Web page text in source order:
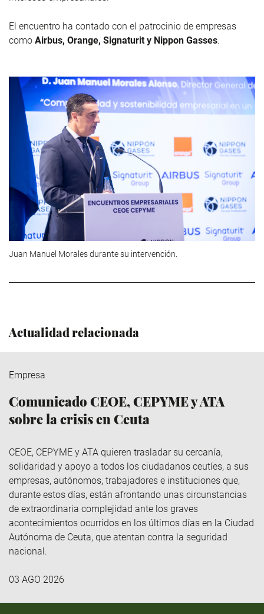
El encuentro ha contado con el patrocinio de empresas
como Airbus, Orange, Signaturit y Nippon Gasses.
Juan Manuel Morales durante su intervención.
Actualidad relacionada
Empresa
Comunicado CEOE, CEPYME y ATA
sobre la crisis en Ceuta
CEOE, CEPYME y ATA quieren trasladar su cercanía,
solidaridad y apoyo a todos los ciudadanos ceutíes, a sus
empresas, autónomos, trabajadores e instituciones que,
durante estos días, están afrontando unas circunstancias
de extraordinaria complejidad ante los graves
acontecimientos ocurridos en los últimos días en la Ciudad
Autónoma de Ceuta, que atentan contra la seguridad
nacional.
03 AGO 2026